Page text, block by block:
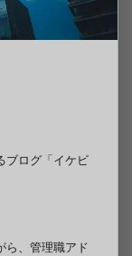
ブログ「イケビ
ら、管理職アド